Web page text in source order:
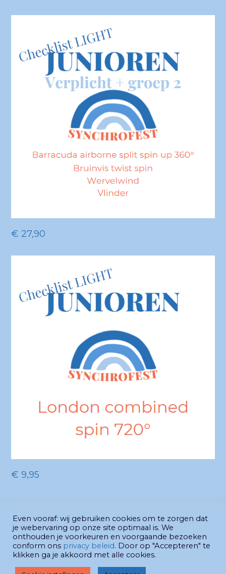
€ 27,90
€ 9,95
previous
post:
Vlinder Junioren
Figurentool LIGHT
next
post:
Ipanema Junioren
Figurentool LIGHT
© Synchrofest 2026 - website
Even vooraf: wij gebruiken cookies om te zorgen dat
je webervaring op onze site optimaal is. We
onthouden je voorkeuren en voorgaande bezoeken
conform ons privacy beleid. Door op "Accepteren" te
klikken ga je akkoord met alle cookies.